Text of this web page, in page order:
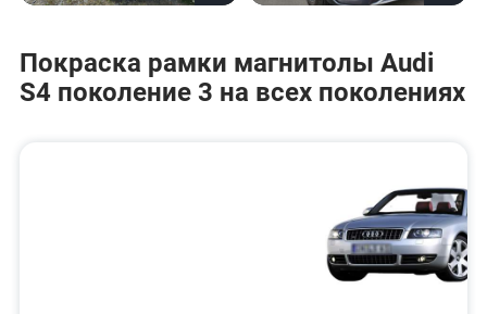
Покраска рамки магнитолы Audi
S4 поколение 3 на всех поколениях